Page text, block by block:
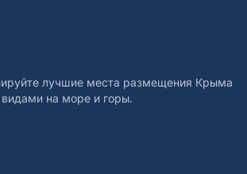
лучшие места размещения Крыма
на море и горы.